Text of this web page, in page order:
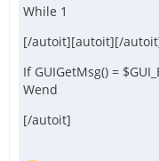
While 1
[/autoit][autoit][/
If GUIGetMsg() =
Wend
[/autoit]